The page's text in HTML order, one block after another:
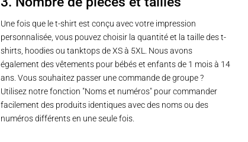
Une fois que le t-shirt est conçu avec votre impression
personnalisée, vous pouvez choisir la quantité et la taille des t-
shirts, hoodies ou tanktops de XS à 5XL. Nous avons
également des vêtements pour bébés et enfants de 1 mois à 14
ans. Vous souhaitez passer une commande de groupe ?
Utilisez notre fonction "Noms et numéros" pour commander
facilement des produits identiques avec des noms ou des
numéros différents en une seule fois.